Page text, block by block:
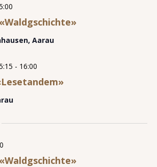
Aarau
- 16:00